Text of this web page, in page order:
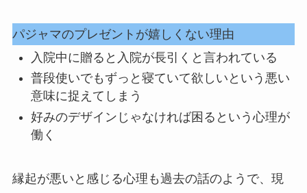
パジャマのプレゼントが嬉しくない理由
入院中に贈ると入院が長引くと言われている
普段使いでもずっと寝ていて欲しいという悪い
意味に捉えてしまう
好みのデザインじゃなければ困るという心理が
働く
縁起が悪いと感じる心理も過去の話のようで、現